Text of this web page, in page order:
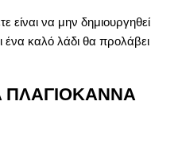
είναι να μην δημιουργηθεί
ένα καλό λάδι θα προλάβει
ΠΛΑΓΙΟΚΑΝΝΑ